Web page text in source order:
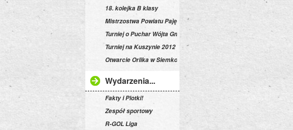
18. kolejka B klasy
Mistrzostwa Powiatu Pajęczańskiego
Turniej o Puchar Wójta Gminy Siemkowice 2012
Turniej na Kuszynie 2012
Otwarcie Orlika w Siemkowicach
Wydarzenia...
Fakty i Plotki!
Zespół sportowy
R-GOL Liga